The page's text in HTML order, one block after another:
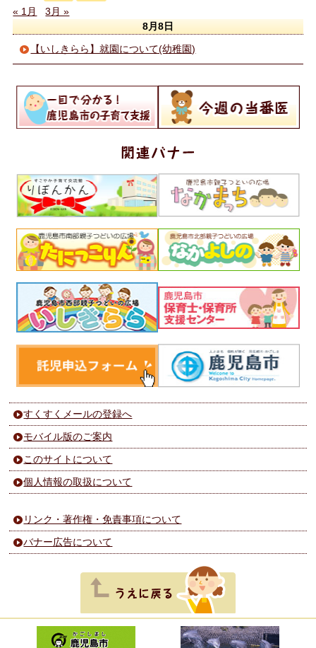
« 1月
3月 »
8月8日
【いしきらら】就園について(幼稚園)
すくすくメールの登録へ
モバイル版のご案内
このサイトについて
個人情報の取扱について
リンク・著作権・免責事項について
バナー広告について